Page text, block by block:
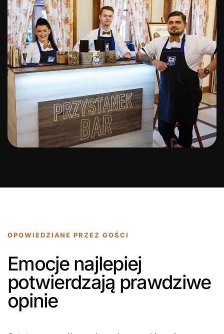
OPOWIEDZIANE PRZEZ GOŚCI
Emocje najlepiej
potwierdzają prawdziwe
opinie